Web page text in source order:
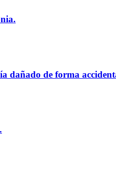
dañado de forma